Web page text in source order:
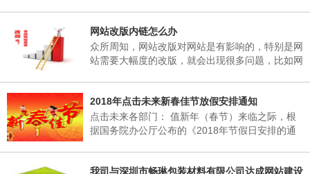
个方...
收益。那么，怎样设计网站更能突出企业形象呢?
网站改版内链怎么办
众所周知，网站改版对网站是有影响的，特别是网
站需要大幅度的改版，就会出现很多问题，比如网
的URL，如果URL更改了，相当于重新做了一个网
站。
2018年点击未来新春佳节放假安排通知
点击未来各部门： 值新年（春节）来临之际，根
据国务院办公厅公布的《2018年节假日安排的通
我司与深圳市畅琳包装材料有限公司达成网站建设